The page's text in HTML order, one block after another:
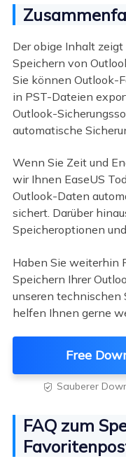
Der obige Inhalt zeigt
Speichern von
Sie können Outlook-
in PST-Dateien
Outlook-
automatische
Wenn Sie Zeit und
wir Ihnen EaseUS
Outlook-Daten
sichert. Darüber
Speicheroptionen
Haben Sie weiterhin
Speichern Ihrer
unseren technischen
helfen Ihnen gerne
Free
 Sauberer
FAQ zum